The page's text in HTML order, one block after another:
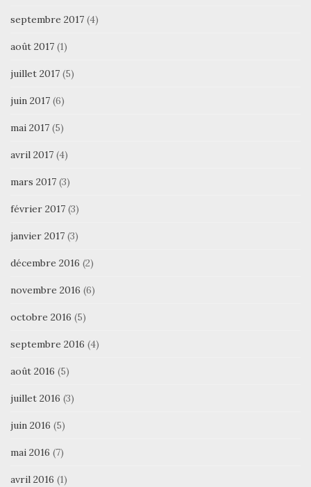
septembre 2017 (4)
août 2017 (1)
juillet 2017 (5)
juin 2017 (6)
mai 2017 (5)
avril 2017 (4)
mars 2017 (3)
février 2017 (3)
janvier 2017 (3)
décembre 2016 (2)
novembre 2016 (6)
octobre 2016 (5)
septembre 2016 (4)
août 2016 (5)
juillet 2016 (3)
juin 2016 (5)
mai 2016 (7)
avril 2016 (1)